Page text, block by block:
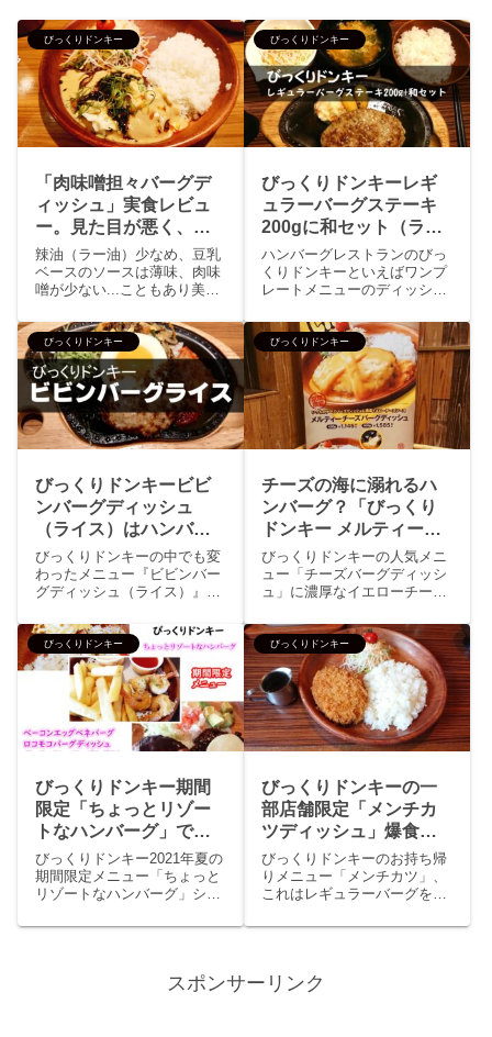
びっくりドンキー
「肉味噌担々バーグデ
ィッシュ」実食レビュ
ー。見た目が悪く、味
もイマイチ！
辣油（ラー油）少なめ、豆乳
ベースのソースは薄味、肉味
噌が少ない...こともあり美味
付けの見た目も悪く、びっく
りドンキー大好きだけど「肉
味噌担々バーグディッシュ」
は完全に低評価！
びっくりドンキー
びっくりドンキーレギ
ュラーバーグステーキ
200gに和セット（ライ
ス・サラダ・みそ汁）
の素晴らしさを堪能せ
よ！
ハンバーグレストランのびっ
くりドンキーといえばワンプ
レートメニューのディッシュ
す。それ以外のステーキメニ
ューとはワンプレートのディ
ッシュメニューとメインのバ
ーグは変わらないもの。変わ
るのはディッシュのバーグが
150g...
びっくりドンキー
びっくりドンキービビ
ンバーグディッシュ
（ライス）はハンバー
グの存在感がなさす
ぎ！
びっくりドンキーの中でも変
わったメニュー『ビビンバー
グディッシュ（ライス）』を
グは公式サイトではビビンバ
ーグディッシュで木製のディ
ッシュ皿メニュー、しかし店
舗ではビビンバーグライスと
なっておりステーキメニュー
にある...
びっくりドンキー
チーズの海に溺れるハ
ンバーグ？「びっくり
ドンキー メルティーチ
ーズバーグディッシ
ュ」「チーズインバー
グディッシュ」のレビ
びっくりドンキーの人気メニ
ュー「チーズバーグディッシ
ュ」に濃厚なイエローチーズ
間限定メニューびっくりドン
キー メルティーチーズバーグ
ディッシュ」チーズINハンバ
ーグの上からドミグラスソー
スをぶっかけた「チーズイン
バ...
びっくりドンキー
びっくりドンキー期間
限定「ちょっとリゾー
トなハンバーグ」で南
国気分を愉しみ満腹
に！
びっくりドンキー2021年夏の
期間限定メニュー「ちょっと
リゾートなハンバーグ」シリ
期間限定メニューは、これま
味”ばかりの新メニューといっ
びっくりドンキー
びっくりドンキーの一
部店舗限定「メンチカ
ツディッシュ」爆食レ
ビュー
びっくりドンキーのお持ち帰
りメニュー「メンチカツ」、
これはレギュラーバーグを揚
バーグよりもボリューム感が
ツ、実は一部店舗において
「メンチカツディッシュ」が
スポンサーリンク